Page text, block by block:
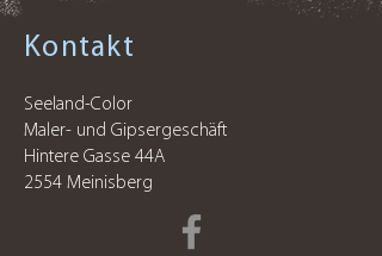
Kontakt
Seeland-Color
Maler- und Gipsergeschäft
Hintere Gasse 44A
2554 Meinisberg